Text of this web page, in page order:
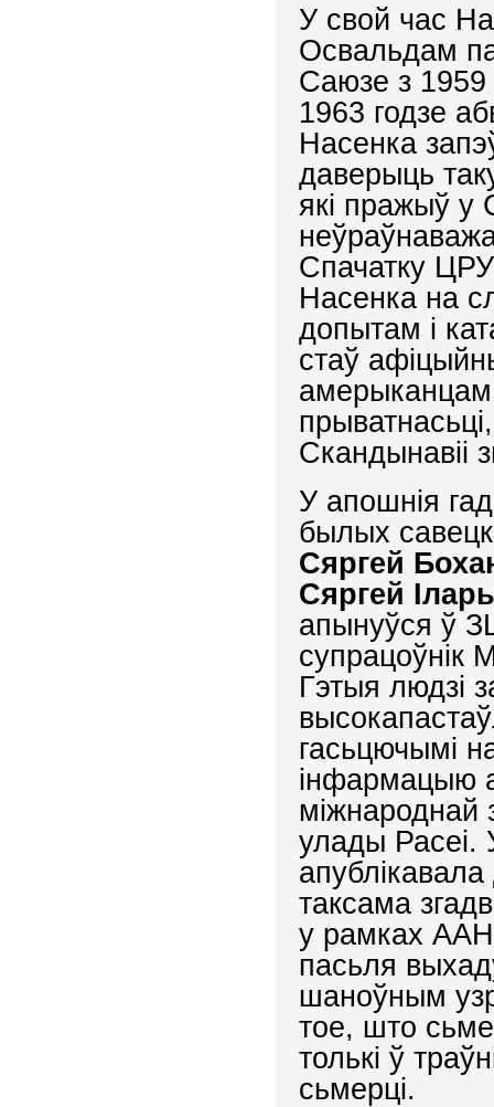
У свой час
Освальдам
Саюзе з 1959
1963 годзе
Насенка
даверыць
які пражыў у
Спачатку
Насенка на
допытам і
стаў
амерыканцам
Скандынавіі
У апошнія
былых
Сяргей
Сяргей
апынуўся ў
Гэтыя людзі
гасьцючымі
інфармацыю
міжнароднай
улады Расеі.
таксама
у рамках ААН
пасьля
шаноўным
тое, што
толькі ў
сьмерці.